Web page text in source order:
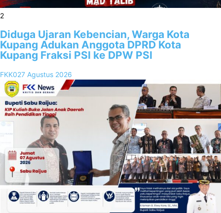
2
Diduga Ujaran Kebencian, Warga Kota
Kupang Adukan Anggota DPRD Kota
Kupang Fraksi PSI ke DPW PSI
FKK027 Agustus 2026